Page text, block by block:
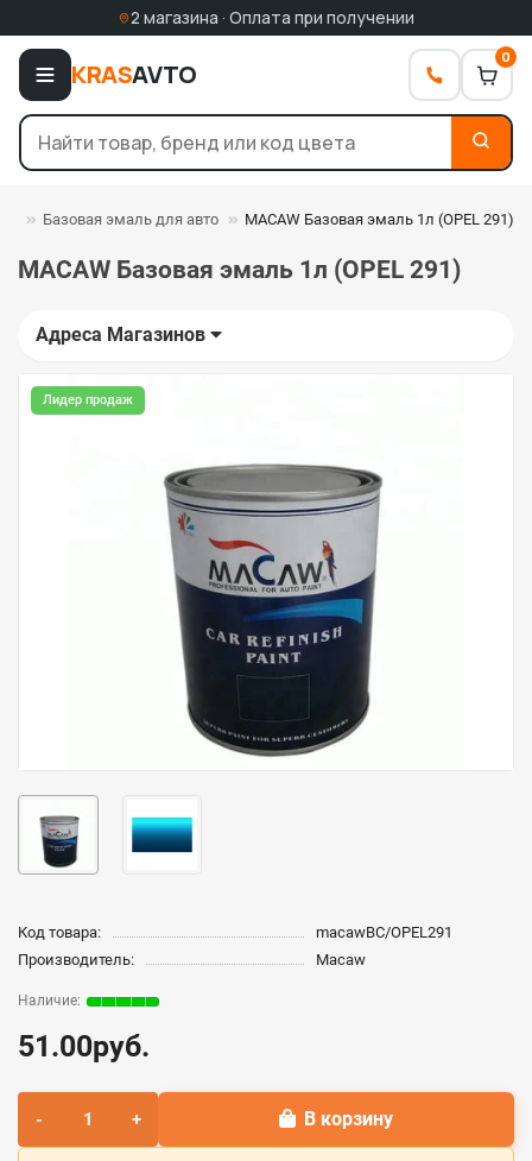
2 магазина · Оплата при получении
KRASAVTO
0
Базовая эмаль для авто MACAW Базовая эмаль 1л (OPEL 291)
MACAW Базовая эмаль 1л (OPEL 291)
Адреса Магазинов
Лидер продаж
Код товара:
macawBC/OPEL291
Производитель:
Macaw
51.00руб.
В корзину